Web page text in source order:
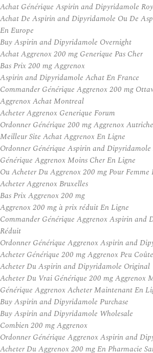
Achat Générique Aspirin and Dipyridamole
Achat De Aspirin and Dipyridamole Ou De
En Europe
Buy Aspirin and Dipyridamole Overnight
Achat Aggrenox 200 mg Generique Pas Cher
Bas Prix 200 mg Aggrenox
Aspirin and Dipyridamole Achat En France
Commander Générique Aggrenox 200 mg
Aggrenox Achat Montreal
Acheter Aggrenox Generique Forum
Ordonner Générique 200 mg Aggrenox Autriche
Meilleur Site Achat Aggrenox En Ligne
Ordonner Générique Aspirin and
Générique Aggrenox Moins Cher En Ligne
Ou Acheter Du Aggrenox 200 mg Pour Femme
Acheter Aggrenox Bruxelles
Bas Prix Aggrenox 200 mg
Aggrenox 200 mg à prix réduit En Ligne
Commander Générique Aggrenox Aspirin and
Réduit
Ordonner Générique Aggrenox Aspirin and
Acheter Générique 200 mg Aggrenox Peu
Acheter Du Aspirin and Dipyridamole Original
Acheter Du Vrai Générique 200 mg Aggrenox
Générique Aggrenox Acheter Maintenant En
Buy Aspirin and Dipyridamole Purchase
Buy Aspirin and Dipyridamole Wholesale
Combien 200 mg Aggrenox
Ordonner Générique Aggrenox Aspirin and
Acheter Du Aggrenox 200 mg En Pharmacie